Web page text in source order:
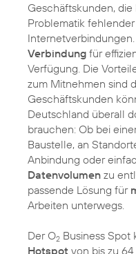
Geschäftskunden,
Problematik
Verbindung für
Verfügung. Die
zum Mitnehmen sind
Geschäftskunden
Deutschland überall
brauchen: Ob bei
Baustelle, an
Anbindung oder
Datenvolumen zu
passende Lösung für
Arbeiten unterwegs.
Der O2 Business Spot
Hotspot von bis zu